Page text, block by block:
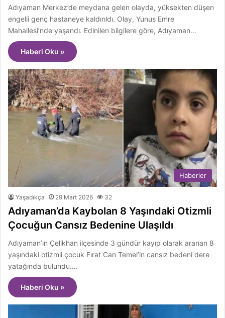
Adıyaman Merkez’de meydana gelen olayda, yüksekten düşen
engelli genç hastaneye kaldırıldı. Olay, Yunus Emre
Mahallesi’nde yaşandı. Edinilen bilgilere göre, Adıyaman…
Haberi Oku »
Haberler
Yaşadıkça 29 Mart 2026 32
Adıyaman’da Kaybolan 8 Yaşındaki Otizmli
Çocuğun Cansız Bedenine Ulaşıldı
Adıyaman’ın Çelikhan ilçesinde 3 gündür kayıp olarak aranan 8
yaşındaki otizmli çocuk Fırat Can Temel’in cansız bedeni dere
yatağında bulundu.…
Haberi Oku »